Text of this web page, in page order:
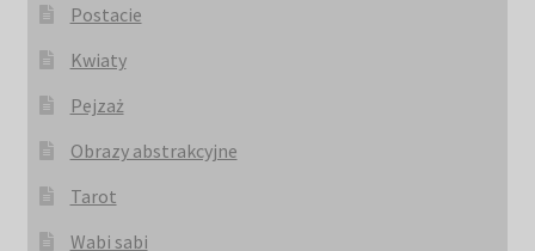
Postacie
Kwiaty
Pejzaż
Obrazy abstrakcyjne
Tarot
Wabi sabi